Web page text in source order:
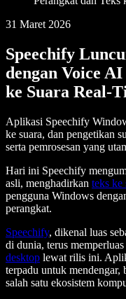
31 Maret 2026
Speechify
dengan Voice
ke Suara Real-
Aplikasi Speechify
ke suara, dan pengetikan
serta pemrosesan yang
Hari ini Speechify
asli, menghadirkan teks ke
pengguna Windows
perangkat.
Speechify, dikenal luas
di dunia, terus
desktop lewat rilis ini.
terpadu untuk mendengar,
salah satu ekosistem